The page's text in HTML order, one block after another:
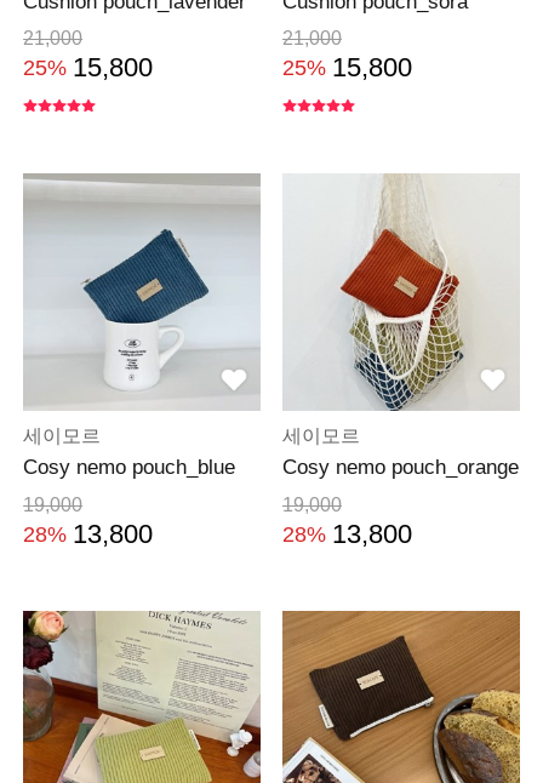
21,000
25% 15,800
21,000
25% 15,800
세이모르
Cosy nemo pouch_blue
19,000
28% 13,800
세이모르
Cosy nemo pouch_orange
19,000
28% 13,800